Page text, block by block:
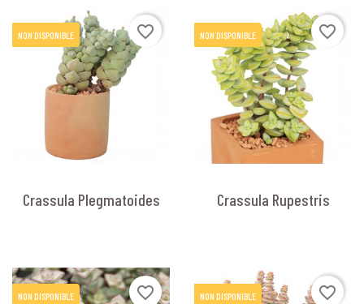
NON DISPONIBLE favorite_border
Crassula Plegmatoides
NON DISPONIBLE favorite_border
Crassula Rupestris
NON DISPONIBLE favorite_border NON DISPONIBLE favorite_border